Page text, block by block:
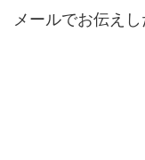
メールでお伝え